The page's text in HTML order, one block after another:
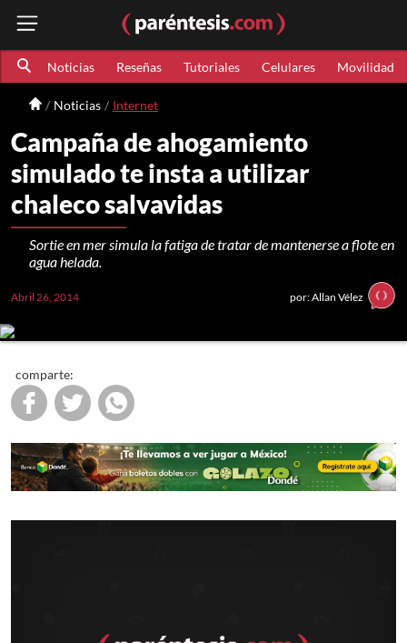
Noticias Reseñas Tutoriales Celulares Movilidad
Noticias Internet
Campaña de ahogamiento
simulado te insta a utilizar
chaleco salvavidas
Sortie en mer simula la fatiga de tratar de mantenerse a flote en
agua helada.
Abril 26, 2014 por: Allan Vélez
comparte: